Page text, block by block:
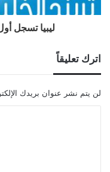
ليبيا تسجل
اترك تعليقاً
لن يتم نشر عنوان بريدك